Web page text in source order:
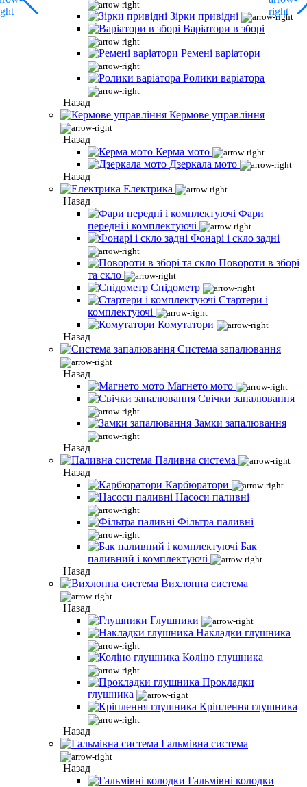
Зірки привідні
Варіатори в зборі
Ремені варіатори
Ролики варіатора
Назад
Кермове управління
Назад
Керма мото
Дзеркала мото
Назад
Електрика
Назад
Фари
передні і комплектуючі
Фонарі і скло задні
Повороти в зборі
та скло
Спідометр
Стартери і
комплектуючі
Комутатори
Назад
Система запалювання
Назад
Магнето мото
Свічки запалювання
Замки запалювання
Назад
Паливна система
Назад
Карбюратори
Насоси паливні
Фільтра паливні
Бак
паливний і комплектуючі
Назад
Вихлопна система
Назад
Глушники
Накладки глушника
Коліно глушника
Прокладки
глушника
Кріплення глушника
Назад
Гальмівна система
Назад
Гальмівні колодки